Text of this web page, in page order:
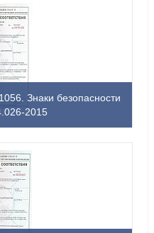
Знаки безопасности
2015